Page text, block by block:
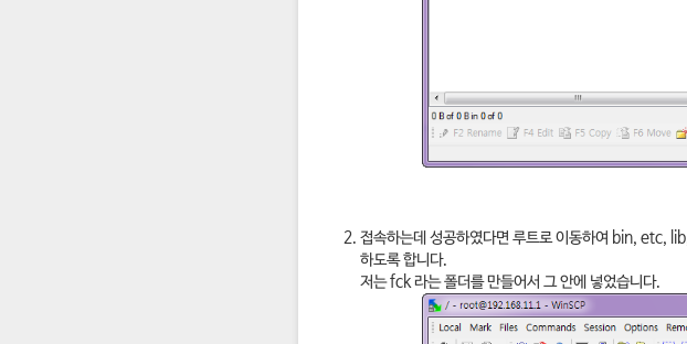
접속하는데 성공하였다면 루트로 이동하여 bin, etc,
하도록 합니다.
저는 fck 라는 폴더를 만들어서 그 안에 넣었습니다.